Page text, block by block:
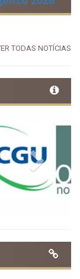
e louvor
TODAS NOTÍCIAS
Next